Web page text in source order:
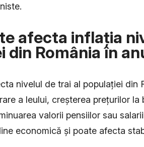
afecta inflația
din România în
nivelul de trai al populației din
a leului, creșterea prețurilor
valorii pensiilor sau
economică și poate afecta